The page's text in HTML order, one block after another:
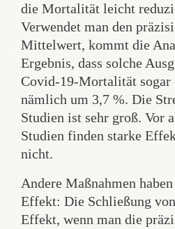
die Mortalität leicht
Verwendet man den
Mittelwert, kommt die
Ergebnis, dass solche
Covid-19-Mortalität sogar
nämlich um 3,7 %. Die
Studien ist sehr groß. Vor
Studien finden starke
nicht.
Andere Maßnahmen
Effekt: Die Schließung
Effekt, wenn man die